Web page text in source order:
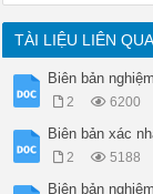
5. Đánh giá dự
a) Tài liệu làm
- Văn bản cam
- Báo cáo dự án
- Biên bản
Tên hạng mục
xuất (tr.đ)
d) Các kiến
TÀI LIỆU LIÊN
Biên bản
2 6200
Biên bản xác
2 5188
Biên bản